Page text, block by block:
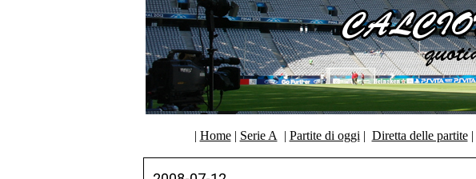
| Home| Serie A | Partite di oggi | Diretta delle partite|